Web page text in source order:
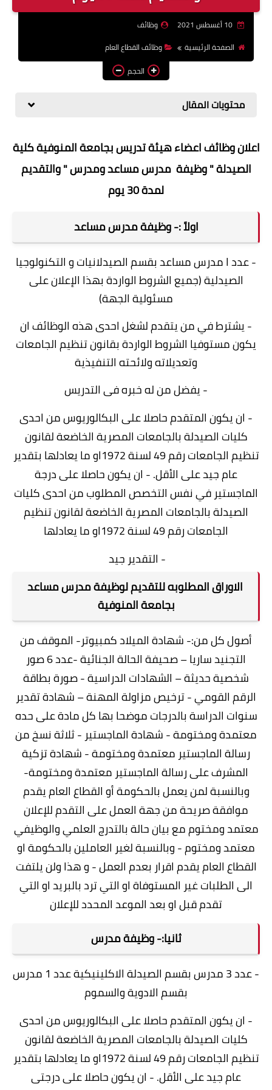
10 أغسطس 2021
وظائف
الصفحة الرئيسية
وظائف القطاع العام
الحجم
محتويات المقال
اعلان وظائف اعضاء هيئة تدريس بجامعة المنوفية كلية
الصيدلة " وظيفة مدرس مساعد ومدرس " والتقديم
لمدة 30 يوم
اولاً :- وظيفة مدرس مساعد
- عدد ا مدرس مساعد بقسم الصيدلانيات و التكنولوجيا
الصيدلية (جميع الشروط الواردة بهذا الإعلان على
مسئولية الجهة)
- يشترط في من يتقدم لشغل احدى هذه الوظائف ان
يكون مستوفيا الشروط الواردة بقانون تنظيم الجامعات
وتعديلاته ولائحته التنفيذية
- يفضل من له خبره فى التدريس
- ان يكون المتقدم حاصلا على البكالوريوس من احدى
كليات الصيدلة بالجامعات المصرية الخاضعة لقانون
تنظيم الجامعات رقم 49 لسنة 1972او ما يعادلها بتقدير
عام جيد على الأقل. - ان يكون حاصلا على درجة
الماجستير في نفس التخصص المطلوب من احدى كليات
الصيدلة بالجامعات المصرية الخاضعة لقانون تنظيم
الجامعات رقم 49 لسنة 1972او ما يعادلها
- التقدير جيد
الاوراق المطلوبه للتقديم لوظيفة مدرس مساعد
بجامعة المنوفية
أصول كل من:- شهادة الميلاد كمبيوتر- الموقف من
التجنيد ساريا – صحيفة الحالة الجنائية -عدد 6 صور
شخصية حديثة – الشهادات الدراسية - صورة بطاقة
الرقم القومي - ترخيص مزاولة المهنة – شهادة تقدير
سنوات الدراسة بالدرجات موضحا بها كل مادة على حده
معتمدة ومختومة - شهادة الماجستير - ثلاثة نسخ من
رسالة الماجستير معتمدة ومختومة - شهادة تزكية
المشرف على رسالة الماجستير معتمدة ومختومة-
وبالنسبة لمن يعمل بالحكومة أو القطاع العام يقدم
موافقة صريحة من جهة العمل على التقدم للإعلان
معتمد ومختوم مع بيان حالة بالتدرج العلمي والوظيفي
معتمد ومختوم - وبالنسبة لغير العاملين بالحكومة او
القطاع العام يقدم اقرار بعدم العمل - و هذا ولن يلتفت
الى الطلبات غير المستوفاة او التي ترد بالبريد او التي
تقدم قبل او بعد الموعد المحدد للإعلان
ثانيا:- وظيفة مدرس
- عدد 3 مدرس بقسم الصيدلة الاكلينيكية عدد 1 مدرس
بقسم الادوية والسموم
- ان يكون المتقدم حاصلا على البكالوريوس من احدى
كليات الصيدلة بالجامعات المصرية الخاضعة لقانون
تنظيم الجامعات رقم 49 لسنة 1972او ما يعادلها بتقدير
عام جيد على الأقل. - ان يكون حاصلا على درجتى